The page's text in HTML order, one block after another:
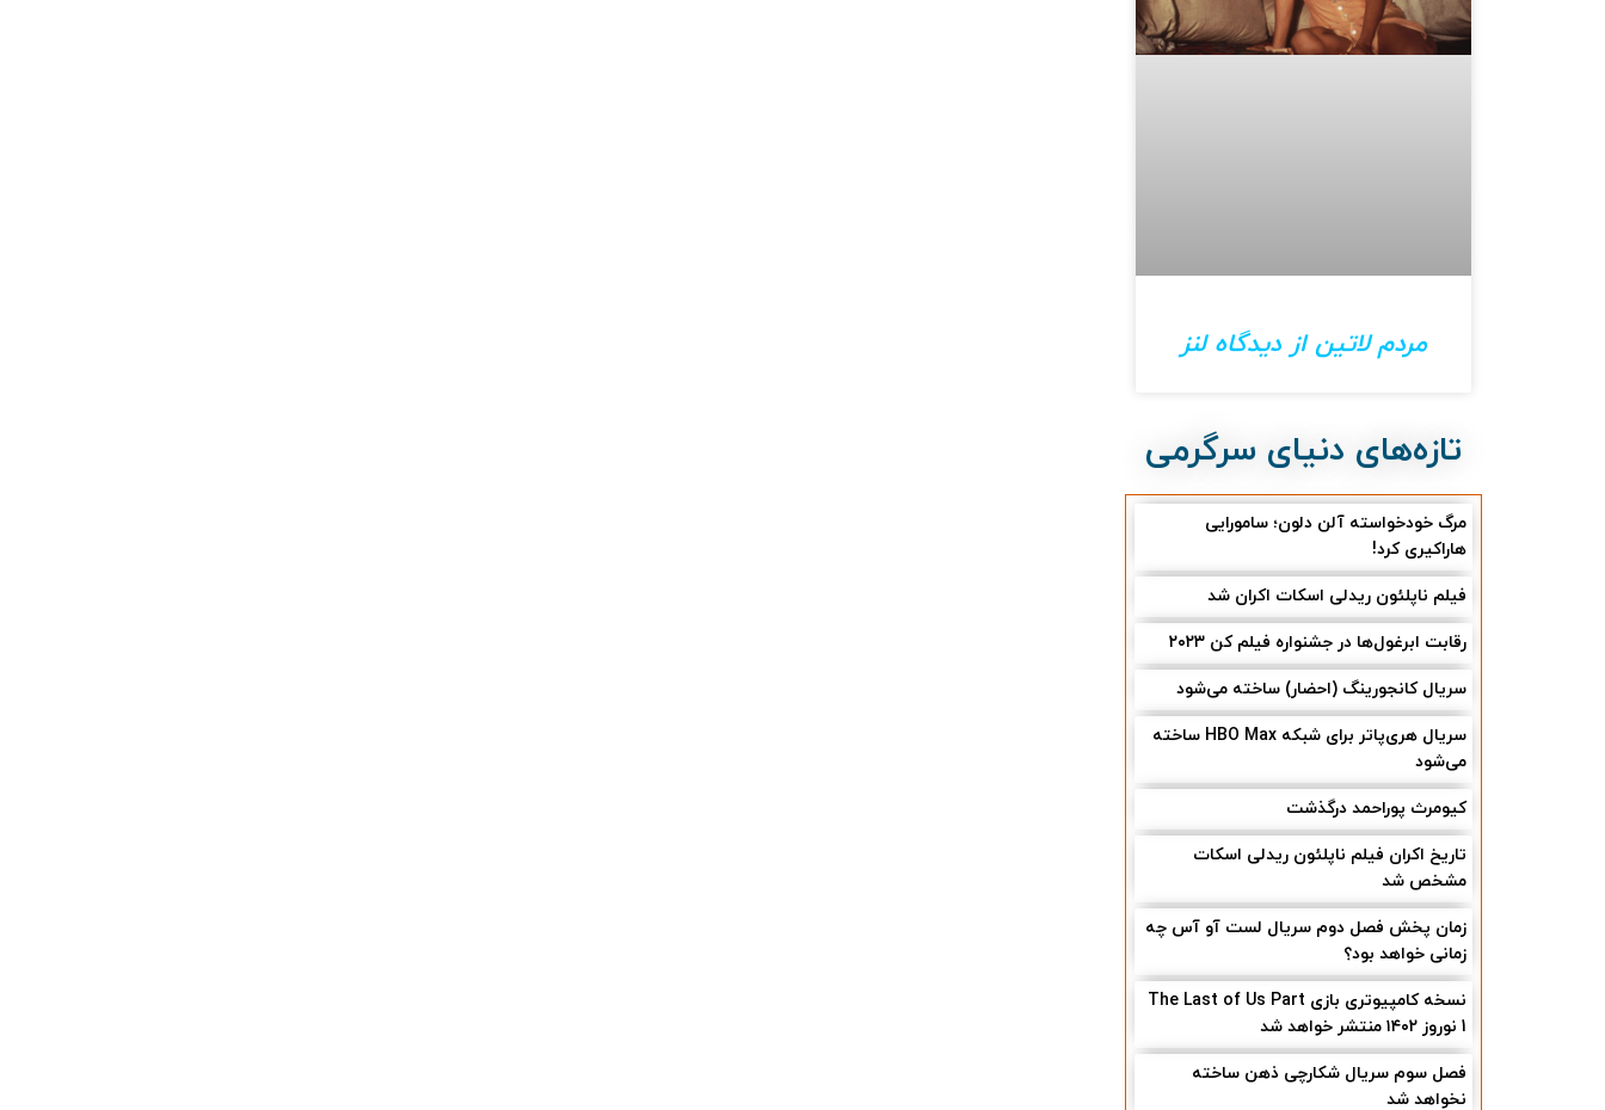
مردم لاتین از دیدگاه لنز
تازه‌های دنیای سرگرمی
مرگ خودخواسته آلن دلون؛ سامورایی
هاراکیری کرد!
فیلم ناپلئون ریدلی اسکات اکران شد
رقابت ابرغول‌ها در جشنواره فیلم کن ۲۰۲۳
سریال کانجورینگ (احضار) ساخته می‌شود
سریال هری‌پاتر برای شبکه HBO Max ساخته
می‌شود
کیومرث پوراحمد درگذشت
تاریخ اکران فیلم ناپلئون ریدلی اسکات
مشخص شد
زمان پخش فصل دوم سریال لست آو آس چه
زمانی خواهد بود؟
نسخه کامپیوتری بازی The Last of Us Part
1 نوروز ۱۴۰۲ منتشر خواهد شد
فصل سوم سریال شکارچی ذهن ساخته
نخواهد شد